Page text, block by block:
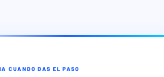
CUANDO DAS EL PASO